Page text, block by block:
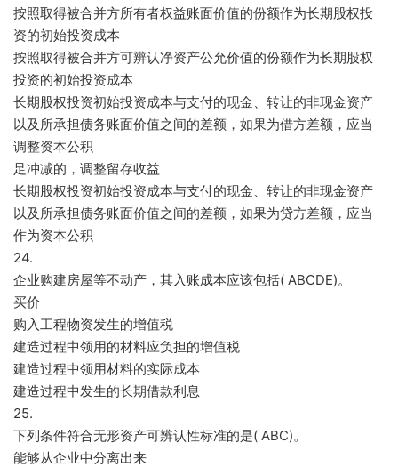
按照取得被合并方所有者权益账面价值的份额作为长期股权投
资的初始投资成本
按照取得被合并方可辨认净资产公允价值的份额作为长期股权
投资的初始投资成本
长期股权投资初始投资成本与支付的现金、转让的非现金资产
以及所承担债务账面价值之间的差额，如果为借方差额，应当
调整资本公积
足冲减的，调整留存收益
长期股权投资初始投资成本与支付的现金、转让的非现金资产
以及所承担债务账面价值之间的差额，如果为贷方差额，应当
作为资本公积
24.
企业购建房屋等不动产，其入账成本应该包括( ABCDE)。
买价
购入工程物资发生的增值税
建造过程中领用的材料应负担的增值税
建造过程中领用材料的实际成本
建造过程中发生的长期借款利息
25.
下列条件符合无形资产可辨认性标准的是( ABC)。
能够从企业中分离出来